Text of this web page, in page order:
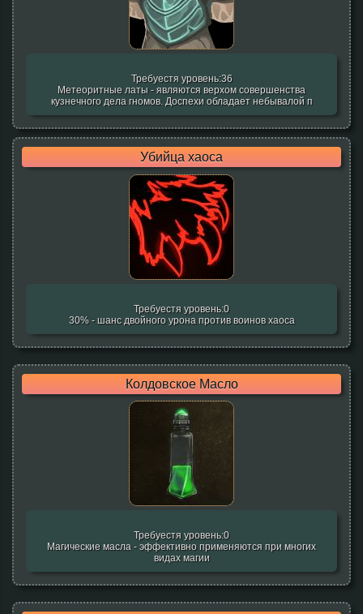
Требуестя уровень:36
Метеоритные латы - являются верхом совершенства
кузнечного дела гномов. Доспехи обладает небывалой п
Убийца хаоса
Требуестя уровень:0
30% - шанс двойного урона против воинов хаоса
Колдовское Масло
Требуестя уровень:0
Магические масла - эффективно применяются при многих
видах магии